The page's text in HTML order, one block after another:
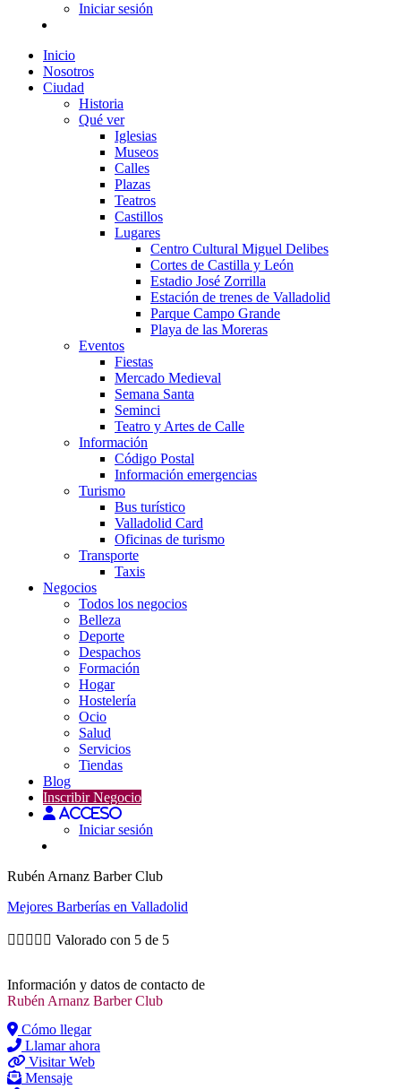
Iniciar sesión
Inicio
Nosotros
Ciudad
Historia
Qué ver
Iglesias
Museos
Calles
Plazas
Teatros
Castillos
Lugares
Centro Cultural Miguel Delibes
Cortes de Castilla y León
Estadio José Zorrilla
Estación de trenes de Valladolid
Parque Campo Grande
Playa de las Moreras
Eventos
Fiestas
Mercado Medieval
Semana Santa
Seminci
Teatro y Artes de Calle
Información
Código Postal
Información emergencias
Turismo
Bus turístico
Valladolid Card
Oficinas de turismo
Transporte
Taxis
Negocios
Todos los negocios
Belleza
Deporte
Despachos
Formación
Hogar
Hostelería
Ocio
Salud
Servicios
Tiendas
Blog
Inscribir Negocio
Acceso
Iniciar sesión
Rubén Arnanz Barber Club
Mejores Barberías en Valladolid
     Valorado con 5 de 5
Información y datos de contacto de
Rubén Arnanz Barber Club
Cómo llegar
Llamar ahora
Visitar Web
Mensaje